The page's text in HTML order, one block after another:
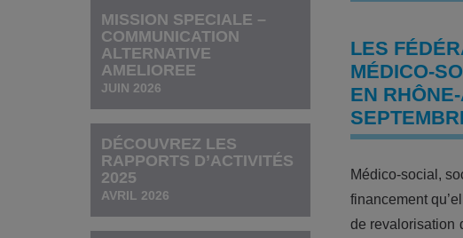
MISSION SPECIALE –
COMMUNICATION
ALTERNATIVE
AMELIOREE
JUIN 2026
DÉCOUVREZ LES
RAPPORTS D’ACTIVITÉS
2025
AVRIL 2026
LES
MÉDICO-
EN
Médico-social,
financement
de revalorisation